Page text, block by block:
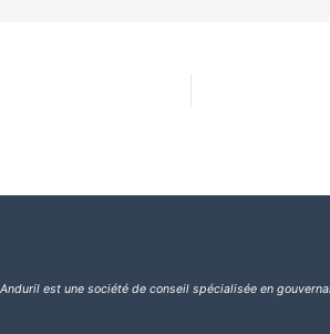
Anduril est une société de conseil spécialisée en